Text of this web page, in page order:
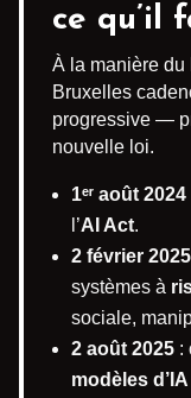
ce qu’il
À la manière du
Bruxelles
progressive —
nouvelle loi.
1ᵉʳ août 2024
l’AI Act.
2 février 2025
systèmes à
sociale,
2 août 2025 :
modèles